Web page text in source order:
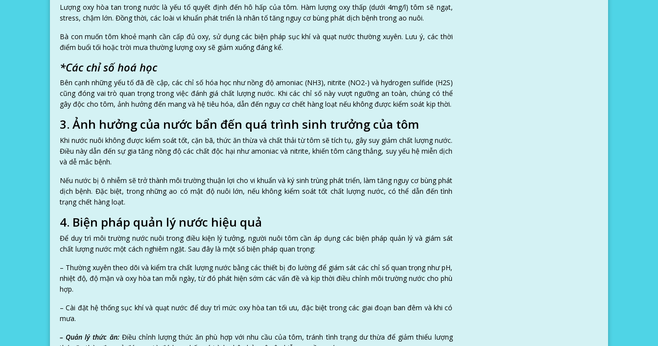
Lượng oxy hòa tan trong nước là yếu tố quyết định đến hô hấp của tôm. Hàm lượng oxy thấp (dưới 4mg/l) tôm sẽ ngạt,
stress, chậm lớn. Đồng thời, các loài vi khuẩn phát triển là nhân tố tăng nguy cơ bùng phát dịch bệnh trong ao nuôi.
Bà con muốn tôm khoẻ mạnh cần cấp đủ oxy, sử dụng các biện pháp sục khí và quạt nước thường xuyên. Lưu ý, các thời
điểm buổi tối hoặc trời mưa thường lượng oxy sẽ giảm xuống đáng kể.
*Các chỉ số hoá học
Bên cạnh những yếu tố đã đề cập, các chỉ số hóa học như nồng độ amoniac (NH3), nitrite (NO2-) và hydrogen sulfide (H2S)
cũng đóng vai trò quan trọng trong việc đánh giá chất lượng nước. Khi các chỉ số này vượt ngưỡng an toàn, chúng có thể
gây độc cho tôm, ảnh hưởng đến mang và hệ tiêu hóa, dẫn đến nguy cơ chết hàng loạt nếu không được kiểm soát kịp thời.
3. Ảnh hưởng của nước bẩn đến quá trình sinh trưởng của tôm
Khi nước nuôi không được kiểm soát tốt, cặn bã, thức ăn thừa và chất thải từ tôm sẽ tích tụ, gây suy giảm chất lượng nước.
Điều này dẫn đến sự gia tăng nồng độ các chất độc hại như amoniac và nitrite, khiến tôm căng thẳng, suy yếu hệ miễn dịch
và dễ mắc bệnh.
Nếu nước bị ô nhiễm sẽ trở thành môi trường thuận lợi cho vi khuẩn và ký sinh trùng phát triển, làm tăng nguy cơ bùng phát
dịch bệnh. Đặc biệt, trong những ao có mật độ nuôi lớn, nếu không kiểm soát tốt chất lượng nước, có thể dẫn đến tình
trạng chết hàng loạt.
4. Biện pháp quản lý nước hiệu quả
Để duy trì môi trường nước nuôi trong điều kiện lý tưởng, người nuôi tôm cần áp dụng các biện pháp quản lý và giám sát
chất lượng nước một cách nghiêm ngặt. Sau đây là một số biện pháp quan trọng:
– Thường xuyên theo dõi và kiểm tra chất lượng nước bằng các thiết bị đo lường để giám sát các chỉ số quan trọng như pH,
nhiệt độ, độ mặn và oxy hòa tan mỗi ngày, từ đó phát hiện sớm các vấn đề và kịp thời điều chỉnh môi trường nước cho phù
hợp.
– Cài đặt hệ thống sục khí và quạt nước để duy trì mức oxy hòa tan tối ưu, đặc biệt trong các giai đoạn ban đêm và khi có
mưa.
– Quản lý thức ăn: Điều chỉnh lượng thức ăn phù hợp với nhu cầu của tôm, tránh tình trạng dư thừa để giảm thiểu lượng